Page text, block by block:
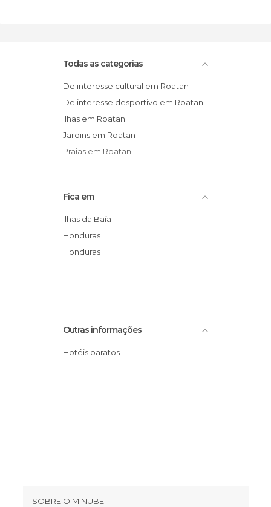
Todas as categorias
De interesse cultural em Roatan
De interesse desportivo em Roatan
Ilhas em Roatan
Jardins em Roatan
Praias em Roatan
Fica em
Ilhas da Baía
Honduras
Honduras
Outras informações
Hotéis baratos
SOBRE O MINUBE